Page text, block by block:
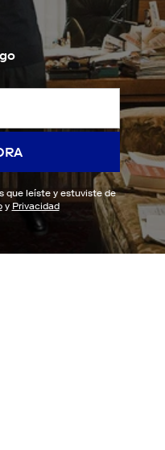
que leíste y estuviste de
y Privacidad